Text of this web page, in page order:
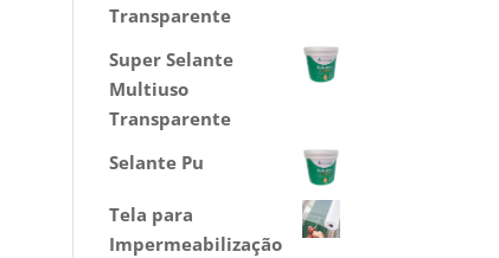
Transparente
Super Selante
Multiuso
Transparente
Selante Pu
Tela para
Impermeabilização